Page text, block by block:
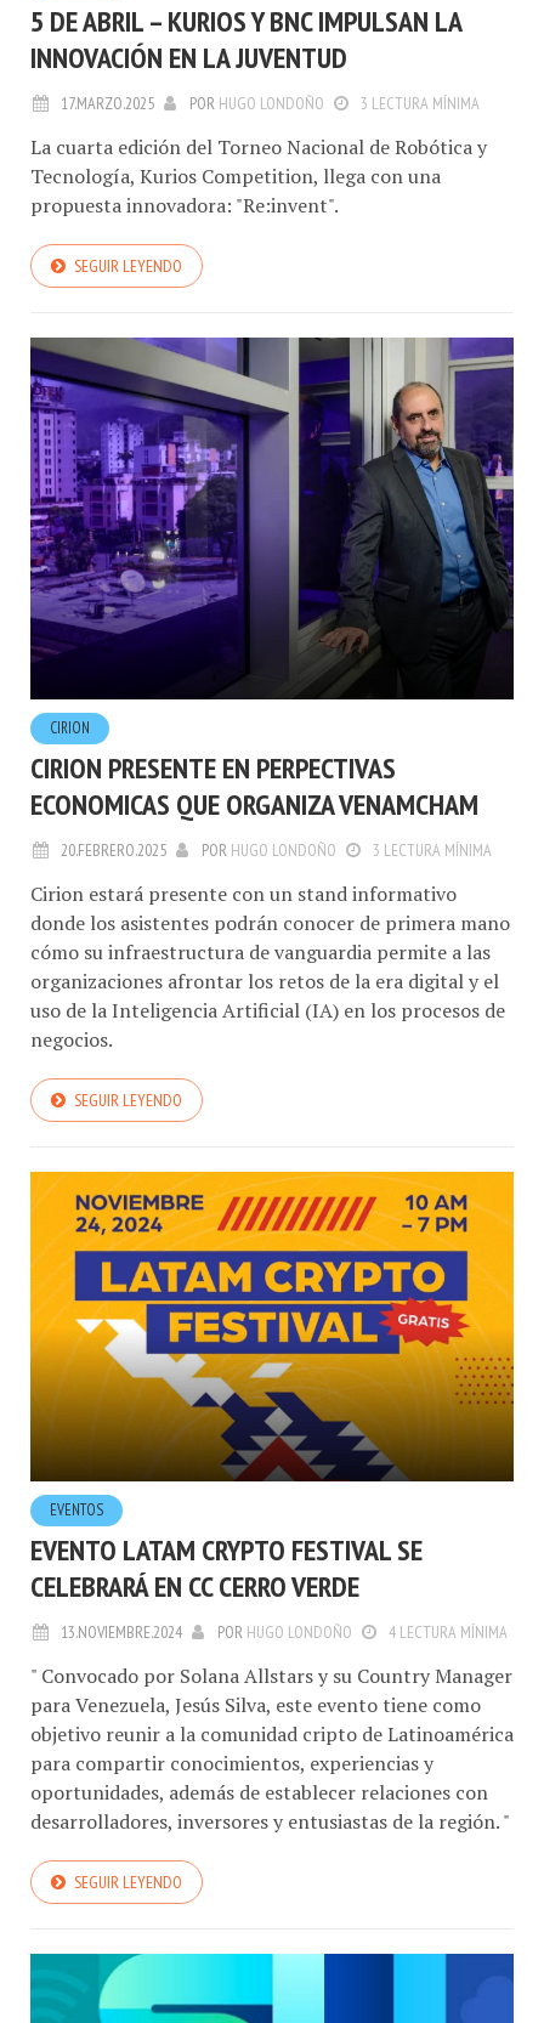
5 DE ABRIL – KURIOS Y BNC IMPULSAN LA
INNOVACIÓN EN LA JUVENTUD
17.MARZO.2025 POR HUGO LONDOÑO 3 LECTURA MÍNIMA
La cuarta edición del Torneo Nacional de Robótica y
Tecnología, Kurios Competition, llega con una
propuesta innovadora: "Re:invent".
SEGUIR LEYENDO
CIRION
CIRION PRESENTE EN PERPECTIVAS
ECONOMICAS QUE ORGANIZA VENAMCHAM
20.FEBRERO.2025 POR HUGO LONDOÑO 3 LECTURA MÍNIMA
Cirion estará presente con un stand informativo
donde los asistentes podrán conocer de primera mano
cómo su infraestructura de vanguardia permite a las
organizaciones afrontar los retos de la era digital y el
uso de la Inteligencia Artificial (IA) en los procesos de
negocios.
SEGUIR LEYENDO
EVENTOS
EVENTO LATAM CRYPTO FESTIVAL SE
CELEBRARÁ EN CC CERRO VERDE
13.NOVIEMBRE.2024 POR HUGO LONDOÑO 4 LECTURA MÍNIMA
" Convocado por Solana Allstars y su Country Manager
para Venezuela, Jesús Silva, este evento tiene como
objetivo reunir a la comunidad cripto de Latinoamérica
para compartir conocimientos, experiencias y
oportunidades, además de establecer relaciones con
desarrolladores, inversores y entusiastas de la región. "
SEGUIR LEYENDO